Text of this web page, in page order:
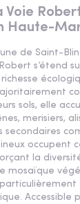
Voie
Haute-
de Saint-
s’étend
sols, elle
merisiers,
secondaires
occupent
la
mosaïque
Accessible